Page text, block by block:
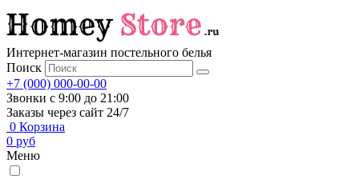
Интернет-магазин постельного белья
Поиск
+7 (000) 000-00-00
Звонки с 9:00 до 21:00
Заказы через сайт 24/7
0 Корзина
0 руб
Меню